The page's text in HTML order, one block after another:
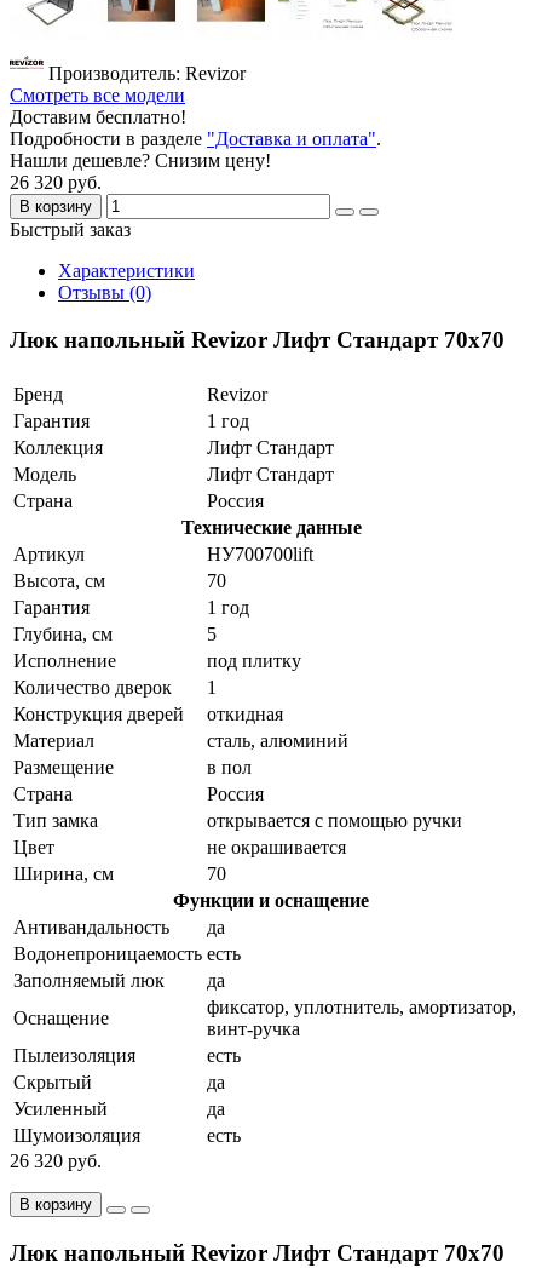
Производитель: Revizor
Смотреть все модели
Доставим бесплатно!
Подробности в разделе "Доставка и оплата".
Нашли дешевле? Снизим цену!
26 320 руб.
В корзину
Быстрый заказ
Характеристики
Отзывы (0)
Люк напольный Revizor Лифт Стандарт 70x70
Бренд
Revizor
Гарантия
1 год
Коллекция
Лифт Стандарт
Модель
Лифт Стандарт
Страна
Россия
Технические данные
Артикул
НУ700700lift
Высота, см
70
Гарантия
1 год
Глубина, см
5
Исполнение
под плитку
Количество дверок
1
Конструкция дверей
откидная
Материал
сталь, алюминий
Размещение
в пол
Страна
Россия
Тип замка
открывается с помощью ручки
Цвет
не окрашивается
Ширина, см
70
Функции и оснащение
Антивандальность
да
Водонепроницаемость есть
Заполняемый люк
да
Оснащение
фиксатор, уплотнитель, амортизатор,
винт-ручка
Пылеизоляция
есть
Скрытый
да
Усиленный
да
Шумоизоляция
есть
26 320 руб.
В корзину
Люк напольный Revizor Лифт Стандарт 70x70